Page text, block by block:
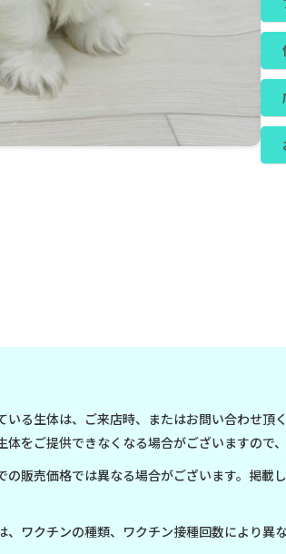
る生体は、ご来店時、またはお問い合わせ頂
をご提供できなくなる場合がございますので
販売価格では異なる場合がございます。掲載
ワクチンの種類、ワクチン接種回数により異